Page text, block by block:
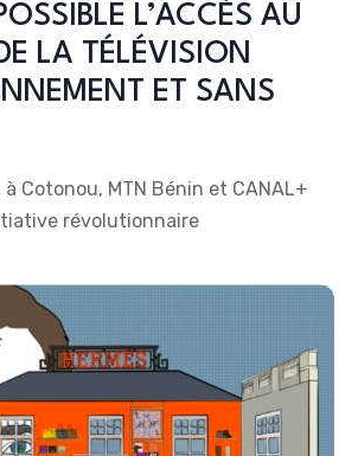
L’ACCÈS AU
LA TÉLÉVISION
ET SANS
à Cotonou, MTN Bénin et CANAL+
révolutionnaire